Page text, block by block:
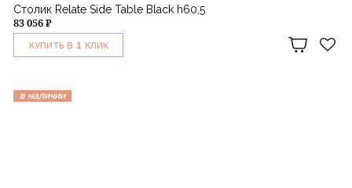
Столик Relate Side Table Black h60,5
83 056 ₽
КУПИТЬ В 1 КЛИК
в наличии